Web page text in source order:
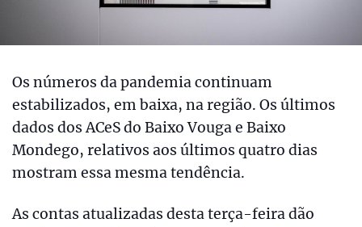
Os números da pandemia continuam
estabilizados, em baixa, na região. Os últimos
dados dos ACeS do Baixo Vouga e Baixo
Mondego, relativos aos últimos quatro dias
mostram essa mesma tendência.
As contas atualizadas desta terça-feira dão